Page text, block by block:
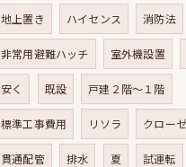
地上置き ハイセンス 消防法
非常用避難ハッチ 室外機設置
安く 既設 戸建２階～１階
標準工事費用 リソラ クロー
貫通配管 排水 夏 試運転